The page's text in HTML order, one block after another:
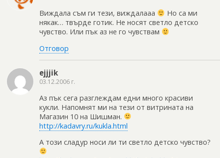
Виждала съм ги тези, виждалааа
Но са ми
някак… твърде готик. Не носят светло детско
чувство. Или пък аз не го чувствам
Отговор
ejjjik
03.12.2006 г.
Аз пък сега разглеждам едни много красиви
кукли. Напомнят ми на тези от витрината на
Магазин 10 на Шишман.
http://kadavry.ru/kukla.html
А този сладур носи ли ти светло детско чувство?